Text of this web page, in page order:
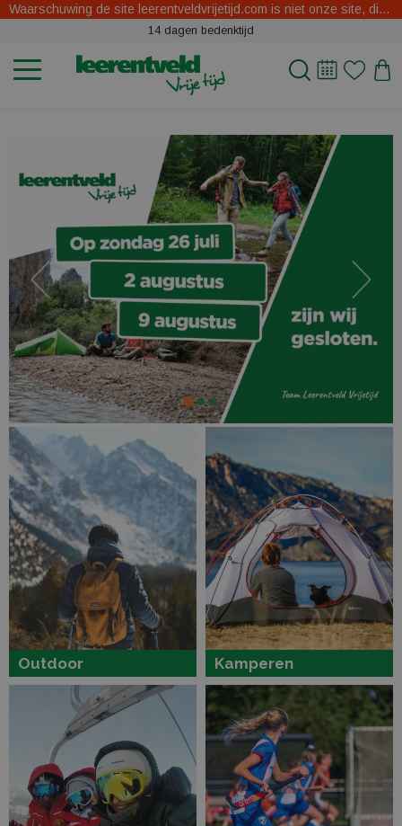
Waarschuwing de site leerentveldvrijetijd.com is niet onze site, dit zijn oplichters.
14 dagen bedenktijd
Outdoor Kamperen